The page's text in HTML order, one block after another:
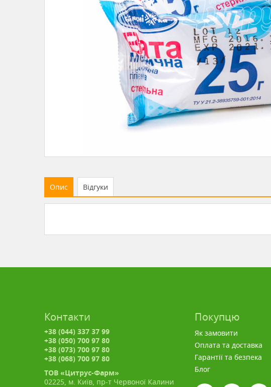
Опис Відгуки
Контакти
+38 (044) 337 37 99
+38 (050) 700 97 80
+38 (073) 700 97 80
+38 (068) 700 97 80
ТОВ «Цитрус-Фарм»
02225, м. Київ, пр-т Червоної Калини
Покупцю
Як замовити
Оплата та доставка
Гарантії та безпека
Блог